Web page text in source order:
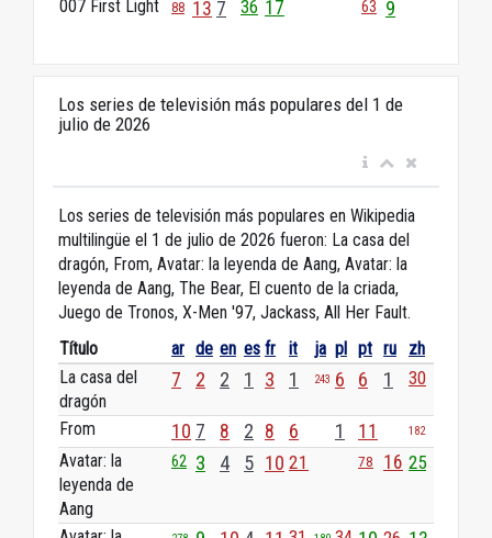
007 First Light 88 13 7 36 17 63 9
Los series de televisión más populares del 1 de
julio de 2026
Los series de televisión más populares en Wikipedia
multilingüe el 1 de julio de 2026 fueron: La casa del
dragón, From, Avatar: la leyenda de Aang, Avatar: la
leyenda de Aang, The Bear, El cuento de la criada,
Juego de Tronos, X-Men '97, Jackass, All Her Fault.
Título
ar de en es fr it ja pl pt ru
zh
La casa del
dragón
7 2 2 1 3 1 243 6 6 1 30
From 10 7 8 2 8 6 1 11 182
Avatar: la
leyenda de
Aang
62 3 4 5 10 21 78 16 25